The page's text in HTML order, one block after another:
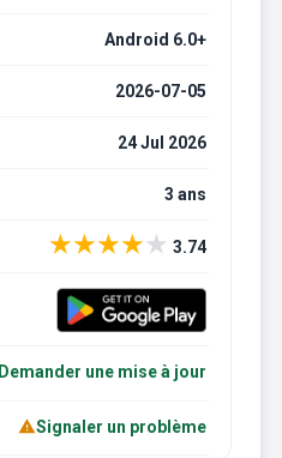
Android 6.0+
2026-07-05
24 Jul 2026
3 ans
★★★★★ 3.74
Demander une mise à jour
Signaler un problème